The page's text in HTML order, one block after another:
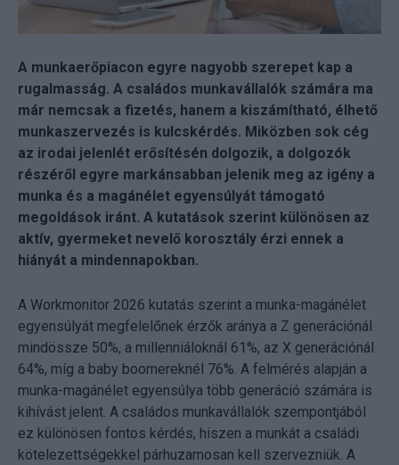
A munkaerőpiacon egyre nagyobb szerepet kap a
rugalmasság. A családos munkavállalók számára ma
már nemcsak a fizetés, hanem a kiszámítható, élhető
munkaszervezés is kulcskérdés. Miközben sok cég
az irodai jelenlét erősítésén dolgozik, a dolgozók
részéről egyre markánsabban jelenik meg az igény a
munka és a magánélet egyensúlyát támogató
megoldások iránt. A kutatások szerint különösen az
aktív, gyermeket nevelő korosztály érzi ennek a
hiányát a mindennapokban.
A Workmonitor 2026 kutatás szerint a munka-magánélet
egyensúlyát megfelelőnek érzők aránya a Z generációnál
mindössze 50%, a millenniáloknál 61%, az X generációnál
64%, míg a baby boomereknél 76%. A felmérés alapján a
munka-magánélet egyensúlya több generáció számára is
kihívást jelent. A családos munkavállalók szempontjából
ez különösen fontos kérdés, hiszen a munkát a családi
kötelezettségekkel párhuzamosan kell szervezniük. A